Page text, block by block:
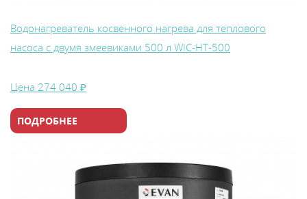
Водонагреватель косвенного нагрева для теплового
насоса с двумя змеевиками 500 л WIС-HT-500
Цена 274 040 ₽
ПОДРОБНЕЕ